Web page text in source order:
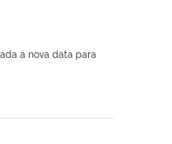
a nova data para